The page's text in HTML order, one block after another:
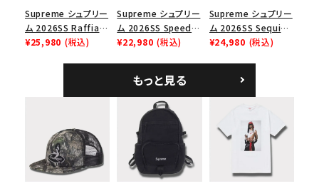
Supreme シュプリー
ム 2026SS Raffia
Mesh Back 5-Panel
¥25,980 (税込)
Supreme シュプリー
ム 2026SS Speed
Tee スピードTシャツ
¥22,980 (税込)
Supreme シュプリー
ム 2026SS Sequin
Denim Classic
シックロゴ 6パネルキ
ャップ ブラック
¥24,980 (税込)
もっと見る